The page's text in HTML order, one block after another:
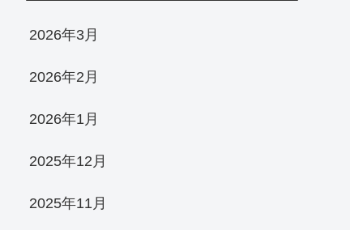
2026年3月
2026年2月
2026年1月
2025年12月
2025年11月